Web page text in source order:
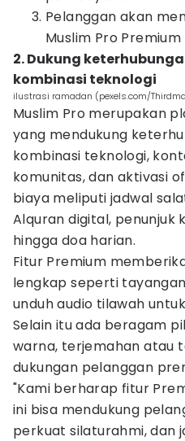
Pelanggan akan
Muslim Pro
2. Dukung
kombinasi teknologi
ilustrasi ramadan (pexels.com/
Muslim Pro merupakan
yang mendukung
kombinasi teknologi,
komunitas, dan aktivasi
biaya meliputi jadwal
Alquran digital, penunjuk
hingga doa harian.
Fitur Premium
lengkap seperti
unduh audio tilawah
Selain itu ada beragam
warna, terjemahan atau
dukungan pelanggan
"Kami berharap fitur
ini bisa mendukung
perkuat silaturahmi, dan